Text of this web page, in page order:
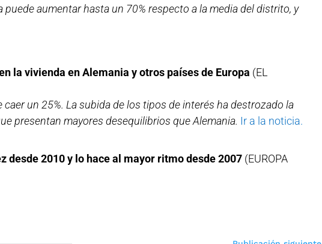
aumentar hasta un 70% respecto a la media del distrito, y
la vivienda en Alemania y otros países de Europa (EL
un 25%. La subida de los tipos de interés ha destrozado la
presentan mayores desequilibrios que Alemania. Ir a la noticia.
desde 2010 y lo hace al mayor ritmo desde 2007 (EUROPA